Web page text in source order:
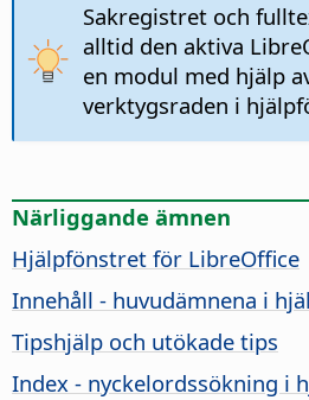
Sakregistret och
alltid den aktiva
en modul med hjälp
verktygsraden i
Närliggande ämnen
Hjälpfönstret för LibreOffice
Innehåll - huvudämnena i
Tipshjälp och utökade tips
Index - nyckelordssökning i